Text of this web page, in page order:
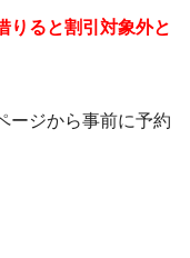
りると割引対象外と
ージから事前に予約